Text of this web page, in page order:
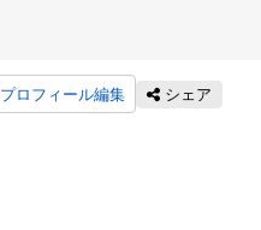
プロフィール編集 シェア